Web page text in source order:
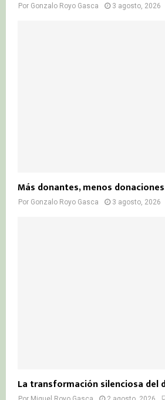
Por Gonzalo Royo Gasca 3 agosto, 2026
Más donantes, menos
Por Gonzalo Royo Gasca 3 agosto, 2026
La transformación silenciosa del